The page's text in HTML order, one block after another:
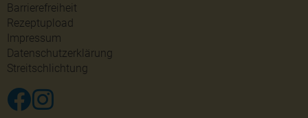
Barrierefreiheit
Rezeptupload
Impressum
Datenschutzerklärung
Streitschlichtung